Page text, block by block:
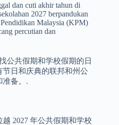
dan cuti akhir tahun di
2027 berpandukan
Malaysia (KPM)
percutian dan
公共假期和学校假期的日
日和庆典的联邦和州公
准备。.
2027 年公共假期和学校